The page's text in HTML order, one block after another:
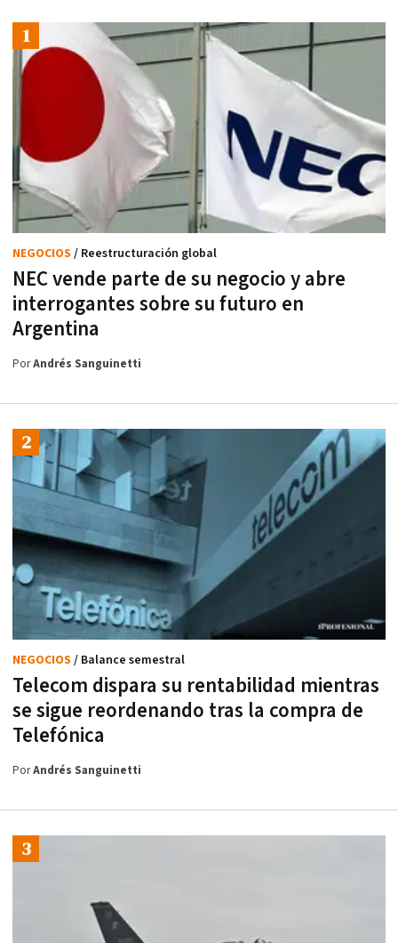
NEC vende parte de su negocio y abre
interrogantes sobre su futuro en
Argentina
NEGOCIOS / Reestructuración global
PorAndrés Sanguinetti
Telecom dispara su rentabilidad mientras
se sigue reordenando tras la compra de
Telefónica
NEGOCIOS / Balance semestral
PorAndrés Sanguinetti